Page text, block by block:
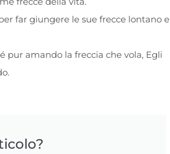
far giungere le sue frecce lontano e
pur amando la freccia che vola, Egli